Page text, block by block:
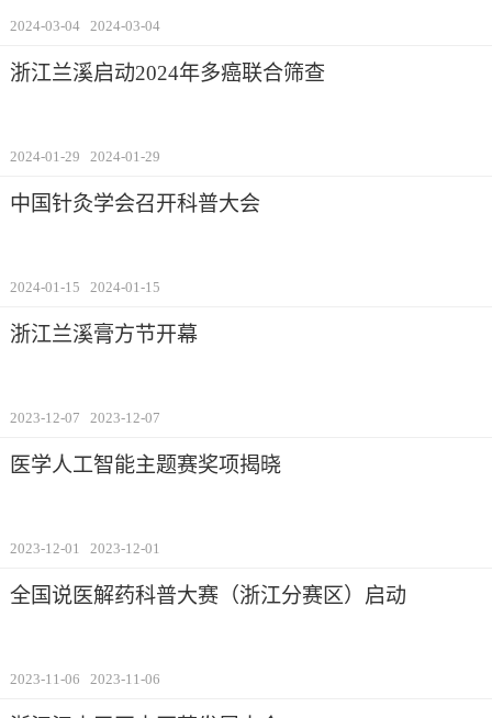
2024-03-04 2024-03-04
浙江兰溪启动2024年多癌联合筛查
2024-01-29 2024-01-29
中国针灸学会召开科普大会
2024-01-15 2024-01-15
浙江兰溪膏方节开幕
2023-12-07 2023-12-07
医学人工智能主题赛奖项揭晓
2023-12-01 2023-12-01
全国说医解药科普大赛（浙江分赛区）启动
2023-11-06 2023-11-06